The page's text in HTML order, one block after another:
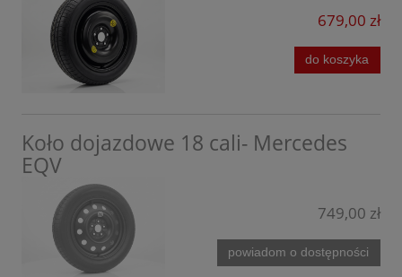
Kia
KGM
Lynk&Co
Mazda
Mercedes
EQB
EQE
EQS
EQC
EQV
GL
GLA
679,00 zł
do koszyka
Koło dojazdowe 18 cali- Mercedes
EQV
749,00 zł
powiadom o dostępności